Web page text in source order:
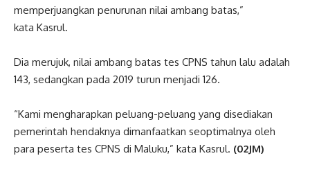
memperjuangkan penurunan nilai ambang batas,”
kata Kasrul.
Dia merujuk, nilai ambang batas tes CPNS tahun lalu adalah
143, sedangkan pada 2019 turun menjadi 126.
“Kami mengharapkan peluang-peluang yang disediakan
pemerintah hendaknya dimanfaatkan seoptimalnya oleh
para peserta tes CPNS di Maluku,” kata Kasrul. (02JM)